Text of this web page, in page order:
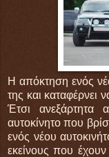
Η απόκτηση ενός
της και καταφέρνει
Έτσι
αυτοκίνητο που
ενός νέου
εκείνους που έχουν